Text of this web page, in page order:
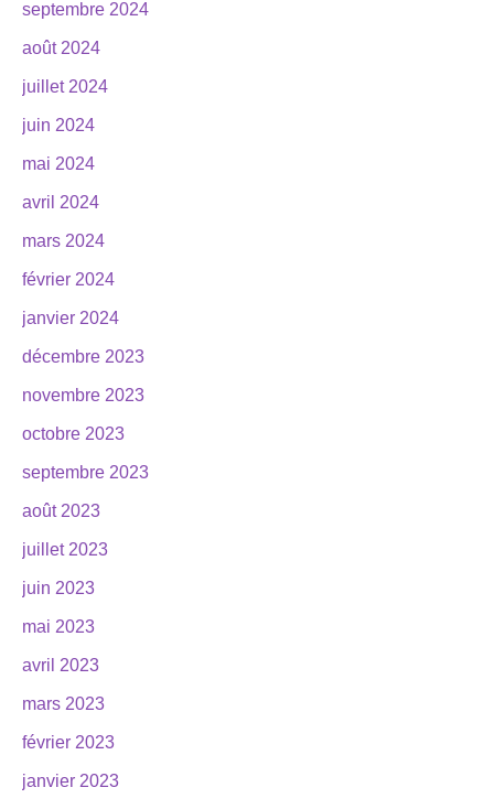
septembre 2024
août 2024
juillet 2024
juin 2024
mai 2024
avril 2024
mars 2024
février 2024
janvier 2024
décembre 2023
novembre 2023
octobre 2023
septembre 2023
août 2023
juillet 2023
juin 2023
mai 2023
avril 2023
mars 2023
février 2023
janvier 2023